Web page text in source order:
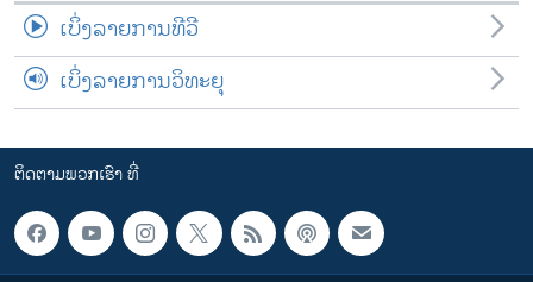
ເບິ່ງລາຍການທີວີ
ເບິ່ງລາຍການວິທະຍຸ
ຕິດຕາມພວກເຮົາ ທີ່